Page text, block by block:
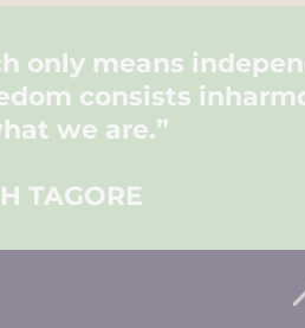
only means
consists in
we are.”
TAGORE